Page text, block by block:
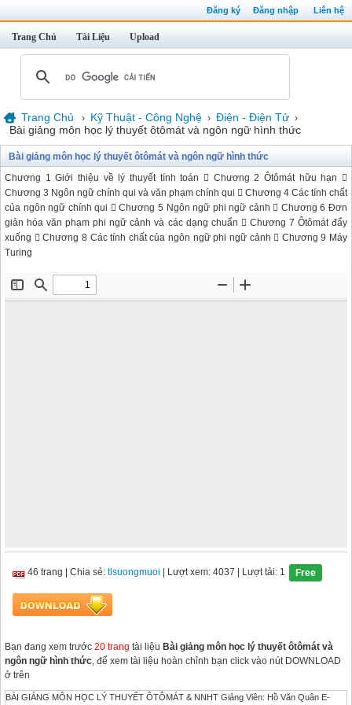
Đăng ký Đăng nhập Liên hệ
Trang Chủ Tài Liệu Upload
Trang Chủ › Kỹ Thuật - Công Nghệ › Điện - Điện Tử ›
Bài giảng môn học lý thuyết ôtômát và ngôn ngữ hình thức
Bài giảng môn học lý thuyết ôtômát và ngôn ngữ hình thức
Chương 1 Giới thiệu về lý thuyết tính toán 􀂄 Chương 2 Ôtômát hữu hạn 􀂄
Chương 3 Ngôn ngữ chính qui và văn phạm chính qui 􀂄 Chương 4 Các tính chất
của ngôn ngữ chính qui 􀂄 Chương 5 Ngôn ngữ phi ngữ cảnh 􀂄 Chương 6 Đơn
giản hóa văn phạm phi ngữ cảnh và các dạng chuẩn 􀂄 Chương 7 Ôtômát đẩy
xuống 􀂄 Chương 8 Các tính chất của ngôn ngữ phi ngữ cảnh 􀂄 Chương 9 Máy
Turing
46 trang Chia sẻ: tlsuongmuoi | Lượt xem: 4037 | Lượt tải: 1 Free
Bạn đang xem trước 20 trang tài liệu Bài giảng môn học lý thuyết ôtômát và
ngôn ngữ hình thức, để xem tài liệu hoàn chỉnh bạn click vào nút DOWNLOAD
ở trên
BÀI GIẢNG MÔN HỌC LÝ THUYẾT ÔTÔMÁT & NNHT Giảng Viên: Hồ Văn Quân E-